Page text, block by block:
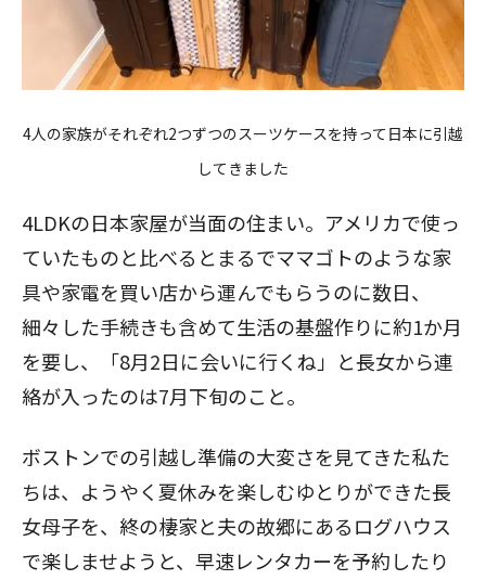
4人の家族がそれぞれ2つずつのスーツケースを持って日本に引越
してきました
4LDKの日本家屋が当面の住まい。アメリカで使っ
ていたものと比べるとまるでママゴトのような家
具や家電を買い店から運んでもらうのに数日、
細々した手続きも含めて生活の基盤作りに約1か月
を要し、「8月2日に会いに行くね」と長女から連
絡が入ったのは7月下旬のこと。
ボストンでの引越し準備の大変さを見てきた私た
ちは、ようやく夏休みを楽しむゆとりができた長
女母子を、終の棲家と夫の故郷にあるログハウス
で楽しませようと、早速レンタカーを予約したり